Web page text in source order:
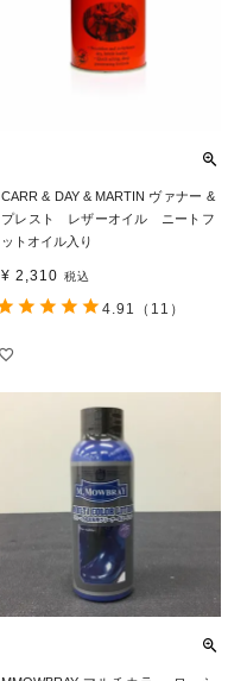
CARR & DAY & MARTIN ヴァナー &
プレスト レザーオイル ニートフ
ットオイル入り
¥ 2,310 税込
4.91 （11）